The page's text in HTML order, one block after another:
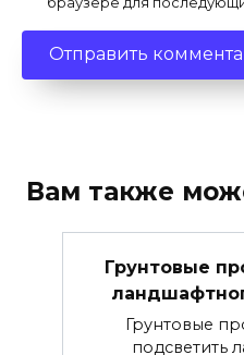
Вам также
Грунтовые
Грунтовые
подсветить